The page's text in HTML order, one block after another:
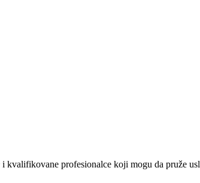
kvalifikovane profesionalce koji mogu da pruže